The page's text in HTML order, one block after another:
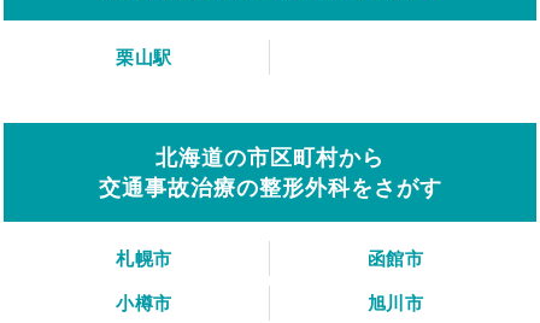
栗山駅
北海道の市区町村から
交通事故治療の整形外科をさがす
札幌市
函館市
小樽市
旭川市